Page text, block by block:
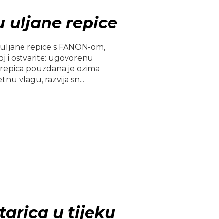
uljane repice
repice s FANON-om,
i ostvarite: ugovorenu
pouzdana je ozima
vlagu, razvija sn...
u tijeku